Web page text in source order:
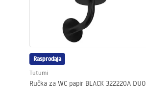
Kade i paravani
Miješalice, pipe, slavine
Rasprodaja
Tutumi
Ručka za WC papir BLACK 322220A DUO